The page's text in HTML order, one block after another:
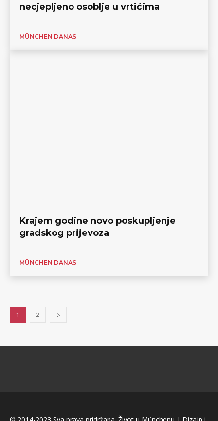
necjepljeno osoblje u vrtićima
MÜNCHEN DANAS
Krajem godine novo poskupljenje
gradskog prijevoza
MÜNCHEN DANAS
1 2